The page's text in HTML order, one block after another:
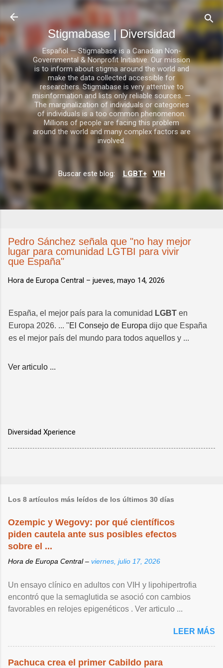
Ir al contenido principal
Stigmabase | Diversidad
Español — Stigmabase is a Canadian Non-
Governmental & Nonprofit Initiative. Our mission
is to inform about stigma around the world and
make the data collected accessible for
researchers. Stigmabase is very attentive to
misinformation and lists only reliable sources. —
The marginalization of individuals or categories
of individuals is a too common phenomenon.
Millions of people are facing this problem
around the world and many complex factors are
involved.
Buscar este blog: LGBT+ VIH
Pedro Sánchez señala que "no hay mejor
lugar para comunidad LGTBI para vivir
que España"
Hora de Europa Central – jueves, mayo 14, 2026
España, el mejor país para la comunidad LGBT en
Europa 2026. ... "El Consejo de Europa dijo que España
es el mejor país del mundo para todos aquellos y ...
Ver articulo ...
Diversidad Xperience
Los 8 artículos más leídos de los últimos 30 días
Ozempic y Wegovy: por qué científicos
piden cautela ante sus posibles efectos
sobre el ...
Hora de Europa Central – viernes, julio 17, 2026
Un ensayo clínico en adultos con VIH y lipohipertrofia
encontró que la semaglutida se asoció con cambios
favorables en relojes epigenéticos . Ver articulo ...
LEER MÁS
Pachuca crea el primer Cabildo para